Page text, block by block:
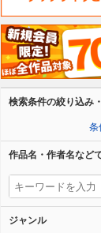
検索条件の絞り込み
条
作品名・作者名など
ジャンル